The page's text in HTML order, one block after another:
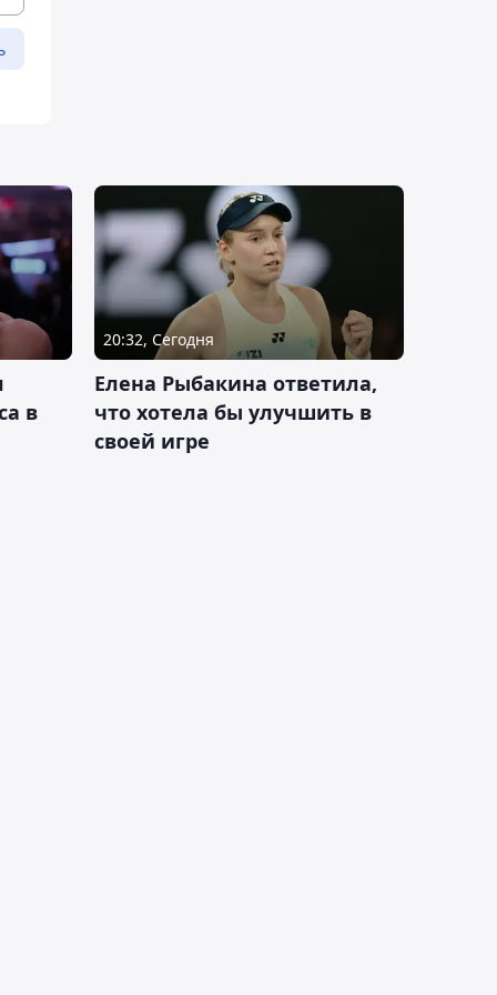
в
20:32, Сегодня
Елена Рыбакина ответила,
что хотела бы улучшить в
своей игре